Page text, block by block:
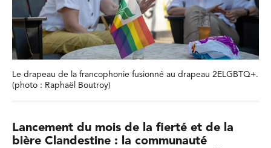
Le drapeau de la francophonie fusionné au drapeau 2ELGBTQ+.
(photo : Raphaël Boutroy)
Lancement du mois de la fierté et de la
bière Clandestine : la communauté